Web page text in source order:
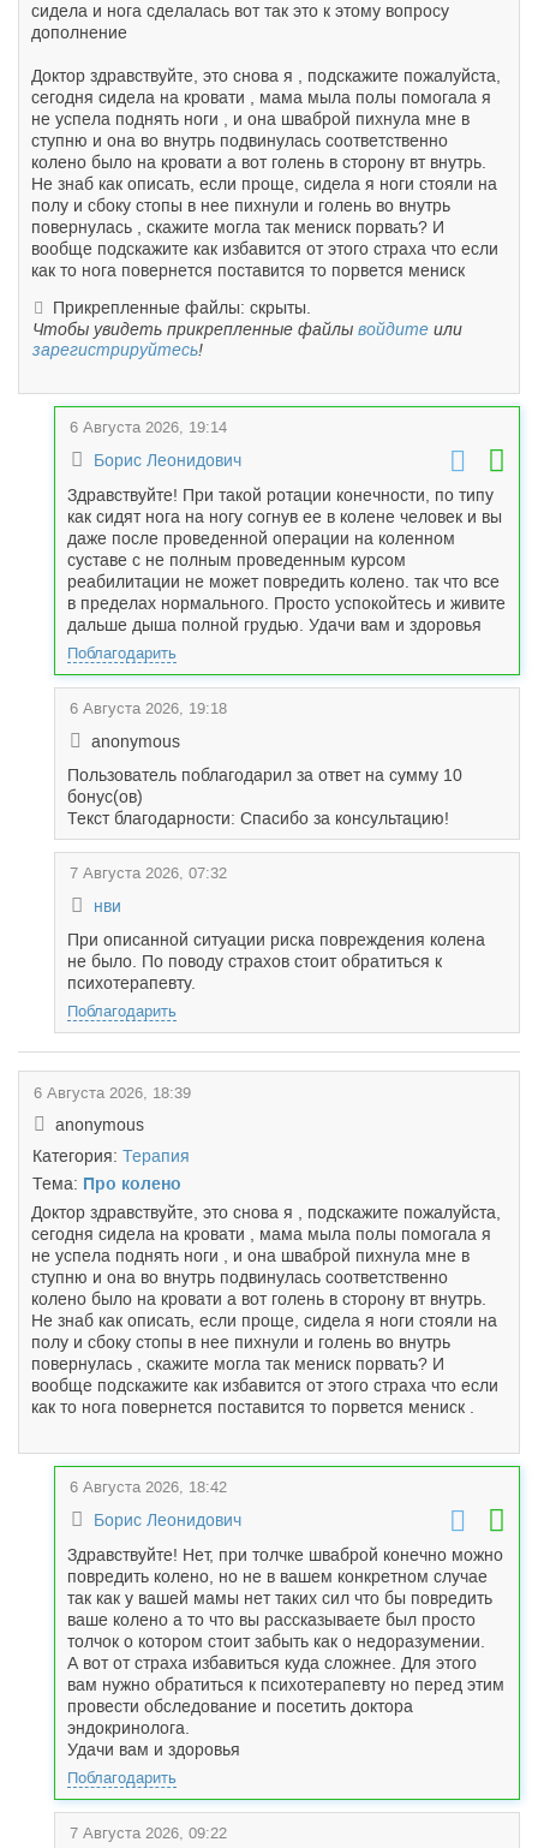
сидела и нога сделалась вот так это к этому вопросу
дополнение
Доктор здравствуйте, это снова я , подскажите пожалуйста,
сегодня сидела на кровати , мама мыла полы помогала я
не успела поднять ноги , и она шваброй пихнула мне в
ступню и она во внутрь подвинулась соответственно
колено было на кровати а вот голень в сторону вт внутрь.
Не знаб как описать, если проще, сидела я ноги стояли на
полу и сбоку стопы в нее пихнули и голень во внутрь
повернулась , скажите могла так мениск порвать? И
вообще подскажите как избавится от этого страха что если
как то нога повернется поставится то порвется мениск
Прикрепленные файлы: скрыты.
Чтобы увидеть прикрепленные файлы войдите или
зарегистрируйтесь!
6 Августа 2026, 19:14
Борис Леонидович
Здравствуйте! При такой ротации конечности, по типу
как сидят нога на ногу согнув ее в колене человек и вы
даже после проведенной операции на коленном
суставе с не полным проведенным курсом
реабилитации не может повредить колено. так что все
в пределах нормального. Просто успокойтесь и живите
дальше дыша полной грудью. Удачи вам и здоровья
Поблагодарить
6 Августа 2026, 19:18
anonymous
Пользователь поблагодарил за ответ на сумму 10
бонус(ов)
Текст благодарности: Спасибо за консультацию!
7 Августа 2026, 07:32
нви
При описанной ситуации риска повреждения колена
не было. По поводу страхов стоит обратиться к
психотерапевту.
Поблагодарить
6 Августа 2026, 18:39
anonymous
Категория: Терапия
Тема: Про колено
Доктор здравствуйте, это снова я , подскажите пожалуйста,
сегодня сидела на кровати , мама мыла полы помогала я
не успела поднять ноги , и она шваброй пихнула мне в
ступню и она во внутрь подвинулась соответственно
колено было на кровати а вот голень в сторону вт внутрь.
Не знаб как описать, если проще, сидела я ноги стояли на
полу и сбоку стопы в нее пихнули и голень во внутрь
повернулась , скажите могла так мениск порвать? И
вообще подскажите как избавится от этого страха что если
как то нога повернется поставится то порвется мениск .
6 Августа 2026, 18:42
Борис Леонидович
Здравствуйте! Нет, при толчке шваброй конечно можно
повредить колено, но не в вашем конкретном случае
так как у вашей мамы нет таких сил что бы повредить
ваше колено а то что вы рассказываете был просто
толчок о котором стоит забыть как о недоразумении.
А вот от страха избавиться куда сложнее. Для этого
вам нужно обратиться к психотерапевту но перед этим
провести обследование и посетить доктора
эндокринолога.
Удачи вам и здоровья
Поблагодарить
7 Августа 2026, 09:22